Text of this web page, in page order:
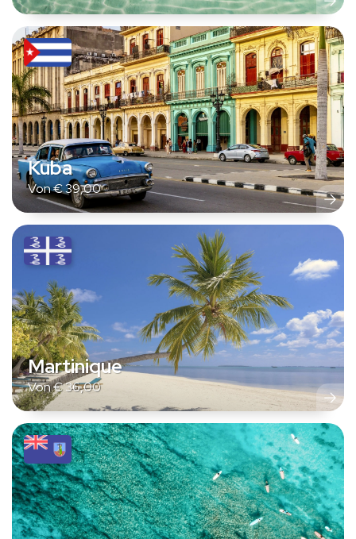
Kuba
Von€39,00
Martinique
Von€36,00